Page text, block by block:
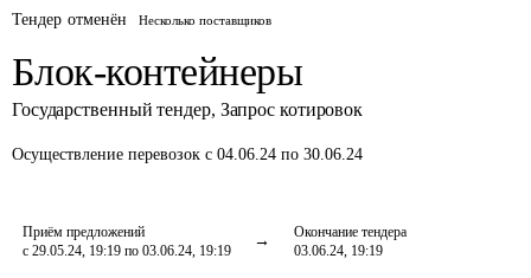
Тендер отменён Несколько поставщиков
Блок-контейнеры
Государственный тендер, Запрос котировок
Осуществление перевозок с 04.06.24 по 30.06.24
Приём предложений
с 29.05.24, 19:19 по 03.06.24, 19:19
Окончание тендера
03.06.24, 19:19